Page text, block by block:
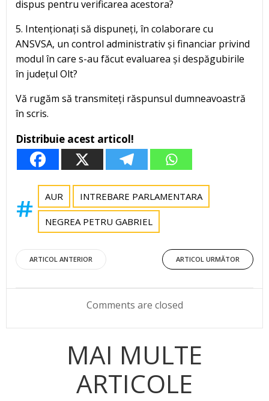
dispus pentru verificarea acestora?
5. Intenționați să dispuneți, în colaborare cu
ANSVSA, un control administrativ și financiar privind
modul în care s-au făcut evaluarea și despăgubirile
în județul Olt?
Vă rugăm să transmiteți răspunsul dumneavoastră
în scris.
Distribuie acest articol!
AUR INTREBARE PARLAMENTARA
NEGREA PETRU GABRIEL
Post
navigation
ARTICOL ANTERIOR
Post
navigation
ARTICOL URMĂTOR
Comments are closed
MAI MULTE
ARTICOLE